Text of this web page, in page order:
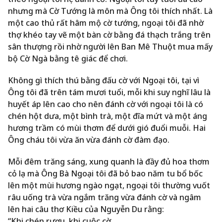
nhưng mà Cờ Tướng là môn mà Ông tôi thích nhất. Là
một cao thủ rất hâm mộ cờ tướng, ngoại tôi đã nhờ
thợ khéo tay vẽ một bàn cờ bằng đá thạch trắng trên
sân thượng rồi nhờ người lên Ban Mê Thuột mua mấy
bộ Cờ Ngà bằng tê giác để chơi.
Không gì thích thú bằng đấu cờ với Ngoại tôi, tại vì
Ông tôi đã trên tám mươi tuổi, mỗi khi suy nghĩ lâu là
huyết áp lên cao cho nên đánh cờ với ngoại tôi là có
chén hột dưa, một bình trà, một đĩa mứt và một áng
hương trầm có mùi thơm để dưới gió đuổi muỗi. Hai
Ông cháu tôi vừa ăn vừa đánh cờ đàm đạo.
Mỗi đêm trăng sáng, xung quanh là đầy đủ hoa thơm
cỏ lạ mà Ông Bà Ngoại tôi đã bỏ bao năm tu bổ bốc
lên một mùi hương ngào ngạt, ngoại tôi thường vuốt
râu uống trà vừa ngắm trăng vừa đánh cờ và ngâm
lên hai câu thơ Kiều của Nguyễn Du rằng: